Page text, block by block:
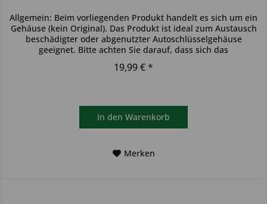
Allgemein: Beim vorliegenden Produkt handelt es sich um ein
Gehäuse (kein Original). Das Produkt ist ideal zum Austausch
beschädigter oder abgenutzter Autoschlüsselgehäuse
geeignet. Bitte achten Sie darauf, dass sich das
19,99 € *
In den Warenkorb
Merken